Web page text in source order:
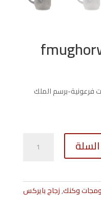
فرعونية-برسم الملك
كوب-
fmughorw
وكنك,زجاج بايركس